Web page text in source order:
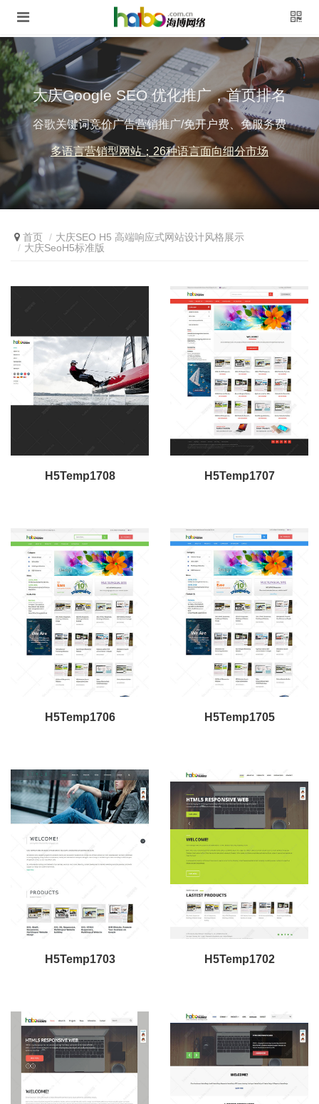
大庆Google SEO 优化推广，首页排名
谷歌关键词竞价广告营销推广/免开户费、免服务费
多语言营销型网站；26种语言面向细分市场
首页
大庆SEO H5 高端响应式网站设计风格展示
大庆SeoH5标准版
H5Temp1708 H5Temp1707
H5Temp1706 H5Temp1705
H5Temp1703 H5Temp1702